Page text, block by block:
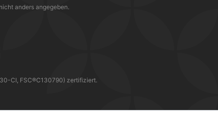
anders angegeben.
CI, FSC®C130790) zertifiziert.
LIEFERN DIR DEINE BESTELLUNG MIT